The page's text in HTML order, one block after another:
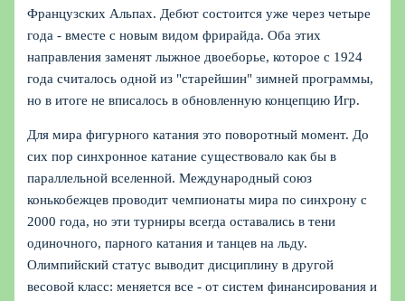
Французских Альпах. Дебют состоится уже через четыре
года - вместе с новым видом фрирайда. Оба этих
направления заменят лыжное двоеборье, которое с 1924
года считалось одной из "старейшин" зимней программы,
но в итоге не вписалось в обновленную концепцию Игр.
Для мира фигурного катания это поворотный момент. До
сих пор синхронное катание существовало как бы в
параллельной вселенной. Международный союз
конькобежцев проводит чемпионаты мира по синхрону с
2000 года, но эти турниры всегда оставались в тени
одиночного, парного катания и танцев на льду.
Олимпийский статус выводит дисциплину в другой
весовой класс: меняется все - от систем финансирования и